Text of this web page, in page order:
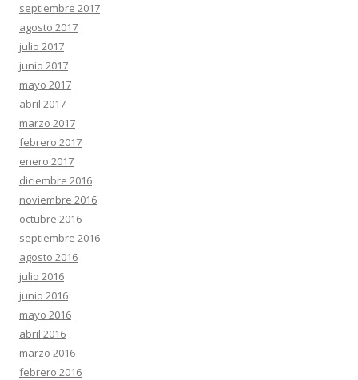
septiembre 2017
agosto 2017
julio 2017
junio 2017
mayo 2017
abril 2017
marzo 2017
febrero 2017
enero 2017
diciembre 2016
noviembre 2016
octubre 2016
septiembre 2016
agosto 2016
julio 2016
junio 2016
mayo 2016
abril 2016
marzo 2016
febrero 2016